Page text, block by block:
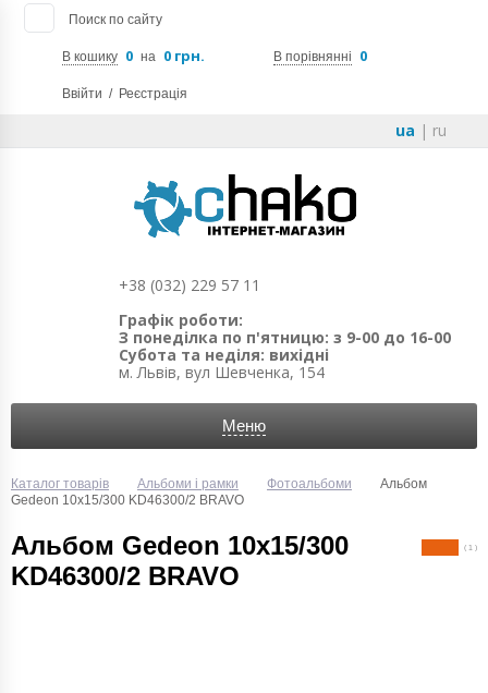
Поиск по сайту
В кошику 0 на 0 грн. В порівнянні 0
Ввійти / Реєстрація
ua | ru
+38 (032) 229 57 11
Графік роботи:
З понеділка по п'ятницю: з 9-00 до 16-00
Субота та неділя: вихідні
м. Львів, вул Шевченка, 154
Меню
Каталог товарів Альбоми і рамки Фотоальбоми
Альбом
Gedeon 10х15/300 KD46300/2 BRAVO
Альбом Gedeon 10х15/300
KD46300/2 BRAVO
( 1 )